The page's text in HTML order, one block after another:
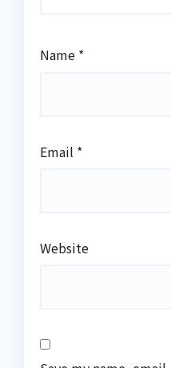
Name *
Email *
Website